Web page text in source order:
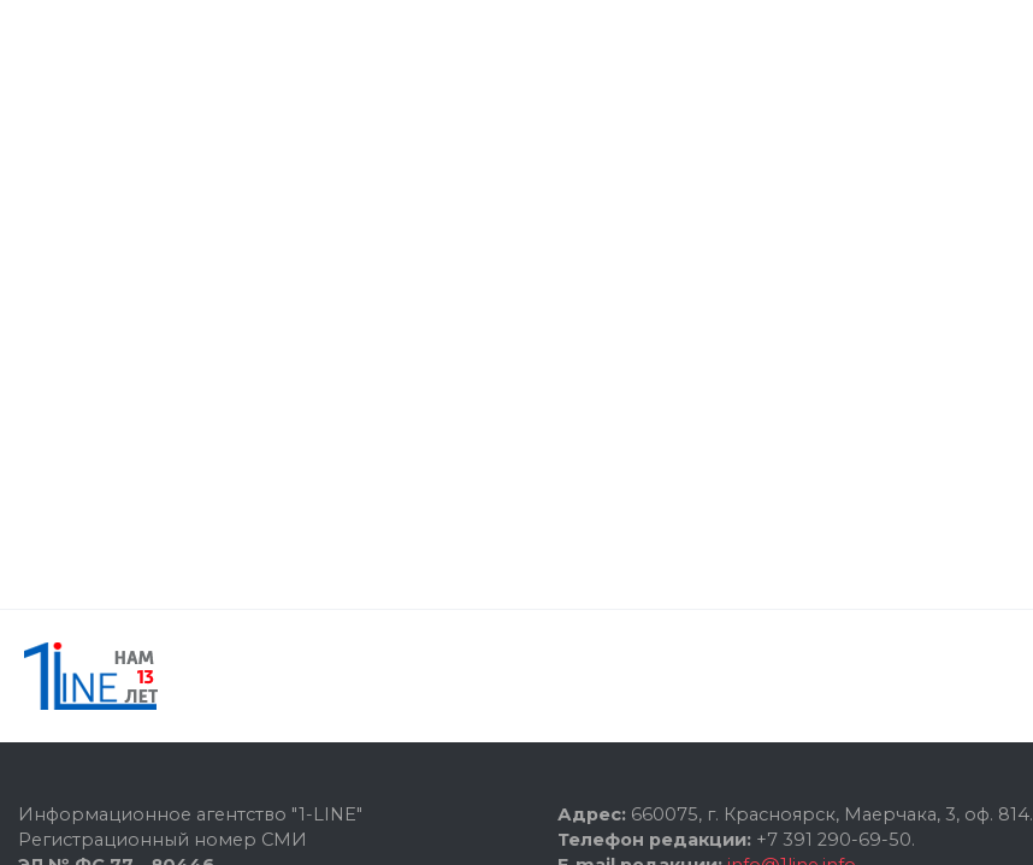
Информационное агентство "1-LINE"
Регистрационный номер СМИ
Адрес: 660075, г. Красноярск, Маерчака, 3, оф. 814.
Телефон редакции: +7 391 290-69-50.